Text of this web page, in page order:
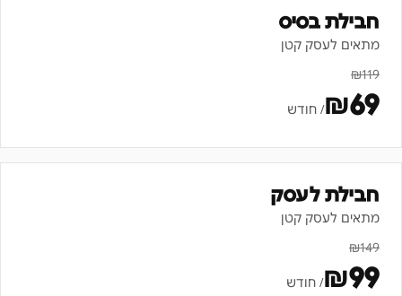
חבילת בסיס
מתאים לעסק קטן
₪119
₪69 / חודש
חבילת לעסק
מתאים לעסק קטן
₪149
₪99 / חודש